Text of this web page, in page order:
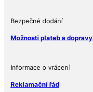
množství
Bezpečné dodání
Možnosti plateb a dopravy
Informace o vrácení
Reklamační řád